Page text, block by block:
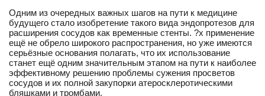
Одним из очередных важных шагов на пути к медицине
будущего стало изобретение такого вида эндопротезов для
расширения сосудов как временные стенты. ?х применение
ещё не обрело широкого распространения, но уже имеются
серьёзные основания полагать, что их использование
станет ещё одним значительным этапом на пути к наиболее
эффективному решению проблемы сужения просветов
сосудов и их полной закупорки атеросклеротическими
бляшками и тромбами.